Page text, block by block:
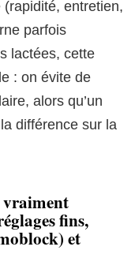
(rapidité, entretien,
parfois
lactées, cette
: on évite de
alors qu’un
différence sur la
vraiment
fins,
et